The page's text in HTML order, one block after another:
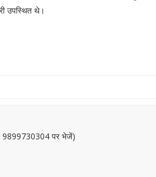
उपस्थित थे।
: 9899730304 पर भेजें)